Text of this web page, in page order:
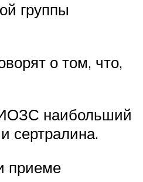
группы
о том, что,
наибольший
сертралина.
приеме